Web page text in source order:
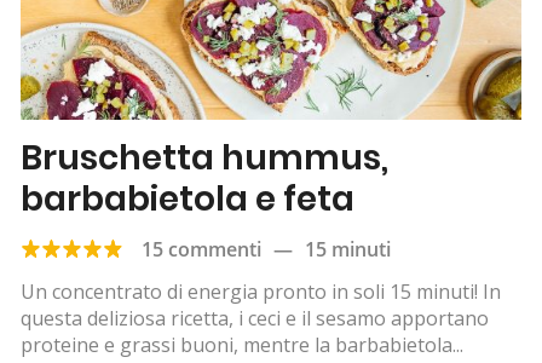
Bruschetta hummus,
barbabietola e feta
15 commenti — 15 minuti
Un concentrato di energia pronto in soli 15 minuti! In
questa deliziosa ricetta, i ceci e il sesamo apportano
proteine e grassi buoni, mentre la barbabietola...